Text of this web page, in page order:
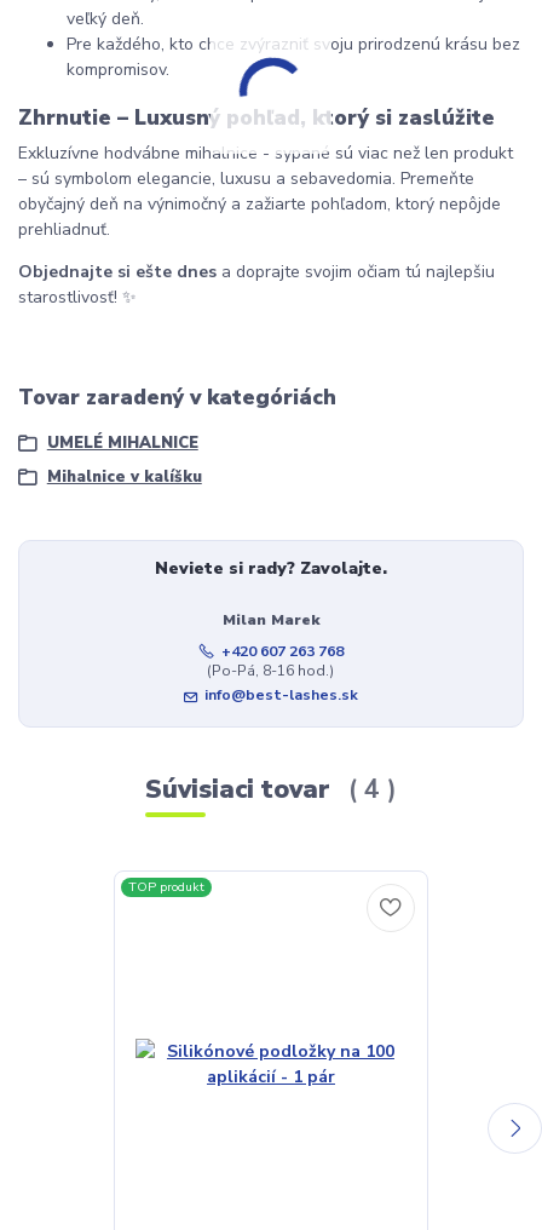
veľký deň.
Pre každého, kto chce zvýrazniť svoju prirodzenú krásu bez
kompromisov.
Zhrnutie – Luxusný pohľad, ktorý si zaslúžite
Exkluzívne hodvábne mihalnice - sypané sú viac než len produkt
– sú symbolom elegancie, luxusu a sebavedomia. Premeňte
obyčajný deň na výnimočný a zažiarte pohľadom, ktorý nepôjde
prehliadnuť.
Objednajte si ešte dnes a doprajte svojim očiam tú najlepšiu
starostlivosť! ✨
Tovar zaradený v kategóriách
UMELÉ MIHALNICE
Mihalnice v kalíšku
Neviete si rady? Zavolajte.
Milan Marek
+420 607 263 768
(Po-Pá, 8-16 hod.)
info@best-lashes.sk
Súvisiaci tovar 4
TOP produkt